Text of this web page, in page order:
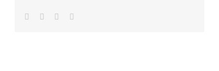
FacebookLinkedInWhatsapp